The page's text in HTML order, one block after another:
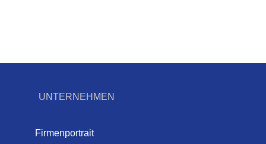
UNTERNEHMEN
Firmenportrait